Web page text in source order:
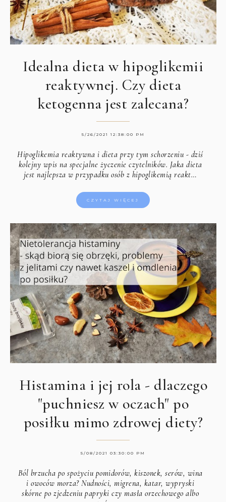
Idealna dieta w hipoglikemii
reaktywnej. Czy dieta
ketogenna jest zalecana?
5/26/2021 12:38:00 PM
Hipoglikemia reaktywna i dieta przy tym schorzeniu - dziś
kolejny wpis na specjalne życzenie czytelników. Jaka dieta
jest najlepsza w przypadku osób z hipoglikemią reakt…
CZYTAJ WIĘCEJ
Histamina i jej rola - dlaczego
"puchniesz w oczach" po
posiłku mimo zdrowej diety?
5/08/2021 03:30:00 PM
Ból brzucha po spożyciu pomidorów, kiszonek, serów, wina
i owoców morza? Nudności, migrena, katar, wypryski
skórne po zjedzeniu papryki czy masła orzechowego albo